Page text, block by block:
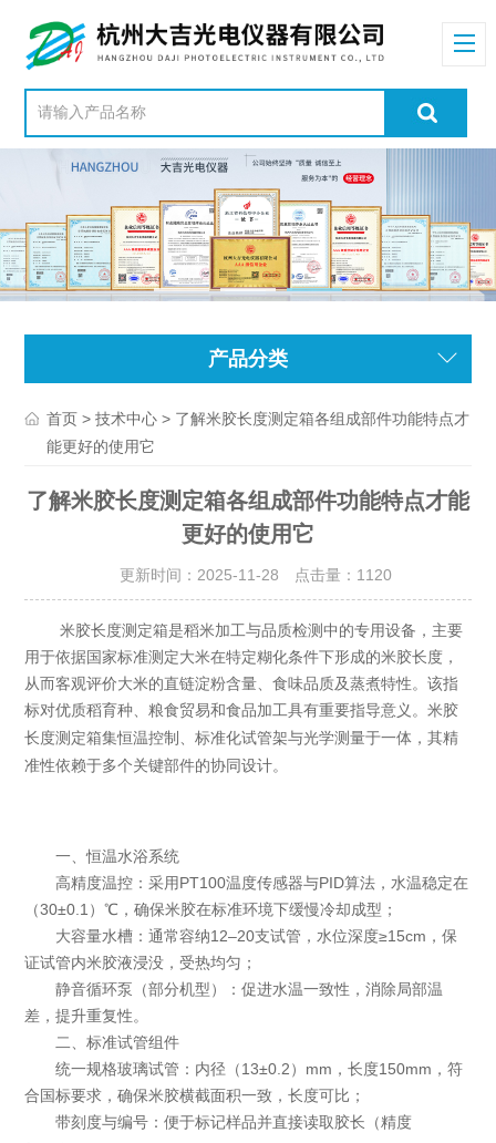
产品分类
首页 >技术中心 > 了解米胶长度测定箱各组成部件功能特点才
能更好的使用它
了解米胶长度测定箱各组成部件功能特点才能
更好的使用它
更新时间：2025-11-28 点击量： 1120
米胶长度测定箱是稻米加工与品质检测中的专用设备，主要
用于依据国家标准测定大米在特定糊化条件下形成的米胶长度，
从而客观评价大米的直链淀粉含量、食味品质及蒸煮特性。该指
标对优质稻育种、粮食贸易和食品加工具有重要指导意义。米胶
长度测定箱集恒温控制、标准化试管架与光学测量于一体，其精
准性依赖于多个关键部件的协同设计。
一、恒温水浴系统
高精度温控：采用PT100温度传感器与PID算法，水温稳定在
（30±0.1）℃，确保米胶在标准环境下缓慢冷却成型；
大容量水槽：通常容纳12–20支试管，水位深度≥15cm，保
证试管内米胶液浸没，受热均匀；
静音循环泵（部分机型）：促进水温一致性，消除局部温
差，提升重复性。
二、标准试管组件
统一规格玻璃试管：内径（13±0.2）mm，长度150mm，符
合国标要求，确保米胶横截面积一致，长度可比；
带刻度与编号：便于标记样品并直接读取胶长（精度